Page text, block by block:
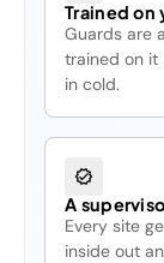
Trained on
Guards are
trained on
in cold.
A
Every site
inside out